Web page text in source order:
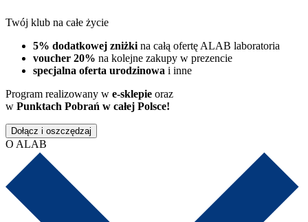
Twój klub na całe życie
5% dodatkowej zniżki na całą ofertę ALAB laboratoria
voucher 20% na kolejne zakupy w prezencie
specjalna oferta urodzinowa i inne
Program realizowany w e-sklepie oraz
w Punktach Pobrań w całej Polsce!
Dołącz i oszczędzaj
O ALAB